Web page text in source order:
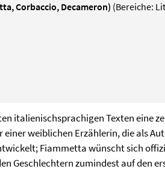
Corbaccio, Decameron) (Bereiche:
italienischsprachigen Texten eine
weiblichen Erzählerin, die als
Fiammetta wünscht sich
Geschlechtern zumindest auf den